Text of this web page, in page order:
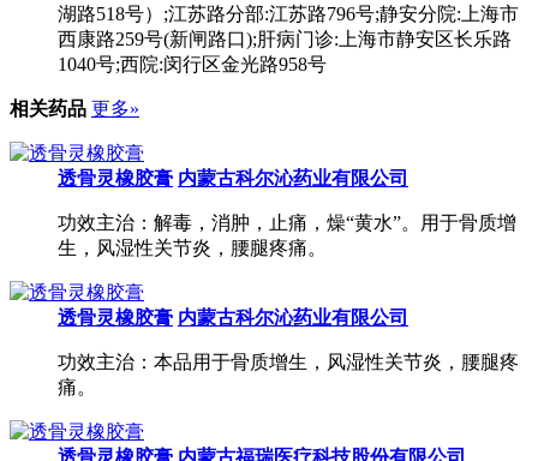
湖路518号）;江苏路分部:江苏路796号;静安分院:上海市
西康路259号(新闸路口);肝病门诊:上海市静安区长乐路
1040号;西院:闵行区金光路958号
相关药品 更多»
透骨灵橡胶膏 内蒙古科尔沁药业有限公司
功效主治：解毒，消肿，止痛，燥“黄水”。用于骨质增
生，风湿性关节炎，腰腿疼痛。
透骨灵橡胶膏 内蒙古科尔沁药业有限公司
功效主治：本品用于骨质增生，风湿性关节炎，腰腿疼
痛。
透骨灵橡胶膏 内蒙古福瑞医疗科技股份有限公司